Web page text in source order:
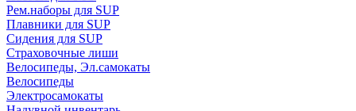
Рем.наборы для SUP
Плавники для SUP
Сидения для SUP
Страховочные лиши
Велосипеды, Эл.самокаты
Велосипеды
Электросамокаты